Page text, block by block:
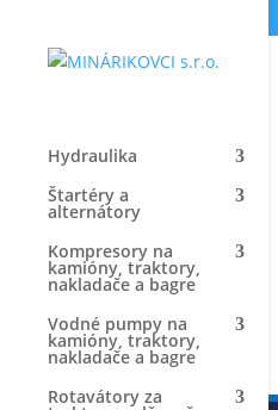
Hydraulika
Štartéry a
alternátory
Kompresory na
kamióny, traktory,
nakladače a bagre
Vodné pumpy na
kamióny, traktory,
nakladače a bagre
Rotavátory za